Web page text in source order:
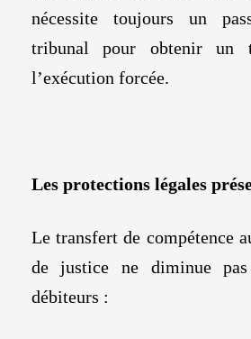
nécessite toujours un
tribunal pour obtenir un
l’exécution forcée.
Les protections légales
Le transfert de compétence
de justice ne diminue
débiteurs :